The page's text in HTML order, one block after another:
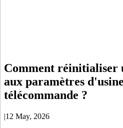
Comment réinitialiser
aux paramètres
télécommande ?
|12 May, 2026